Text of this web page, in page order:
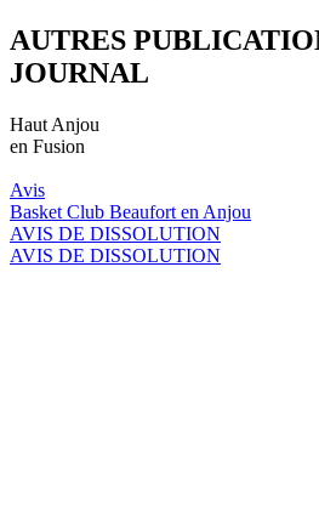
AUTRES
JOURNAL
Haut Anjou
en Fusion
Avis
Basket Club Beaufort en Anjou
AVIS DE DISSOLUTION
AVIS DE DISSOLUTION